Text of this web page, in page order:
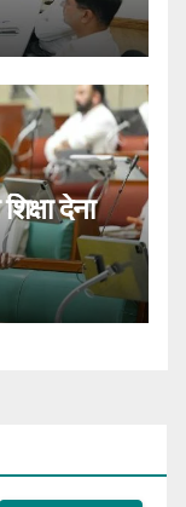
देना